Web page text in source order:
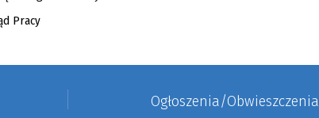
Ogłoszenia/Obwieszczenia